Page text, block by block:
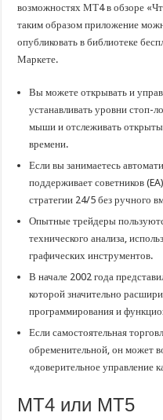
возможностях МТ4 в обзоре
таким образом приложение
опубликовать в библиотеке
Маркете.
Вы можете открывать и
устанавливать уровни стоп-
мыши и отслеживать
времени.
Если вы занимаетесь
поддерживает советников
стратегии 24/5 без ручного
Опытные трейдеры
технического анализа,
графических инструментов.
В начале 2002 года
которой значительно
программирования и
Если самостоятельная
обременительной, он может
«доверительное управление
MT4 или MT5